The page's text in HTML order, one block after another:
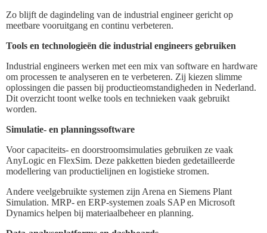
Zo blijft de dagindeling van de industrial engineer gericht op
meetbare vooruitgang en continu verbeteren.
Tools en technologieën die industrial engineers gebruiken
Industrial engineers werken met een mix van software en hardware
om processen te analyseren en te verbeteren. Zij kiezen slimme
oplossingen die passen bij productieomstandigheden in Nederland.
Dit overzicht toont welke tools en technieken vaak gebruikt
worden.
Simulatie- en planningssoftware
Voor capaciteits- en doorstroomsimulaties gebruiken ze vaak
AnyLogic en FlexSim. Deze pakketten bieden gedetailleerde
modellering van productielijnen en logistieke stromen.
Andere veelgebruikte systemen zijn Arena en Siemens Plant
Simulation. MRP- en ERP-systemen zoals SAP en Microsoft
Dynamics helpen bij materiaalbeheer en planning.